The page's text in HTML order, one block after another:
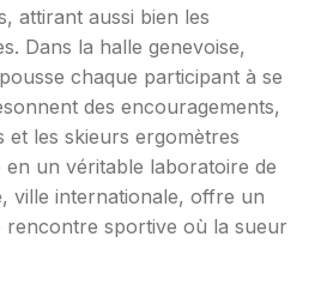
attirant aussi bien les
Dans la halle genevoise,
chaque participant à se
des encouragements,
et les skieurs ergomètres
en un véritable laboratoire de
ville internationale, offre un
rencontre sportive où la sueur